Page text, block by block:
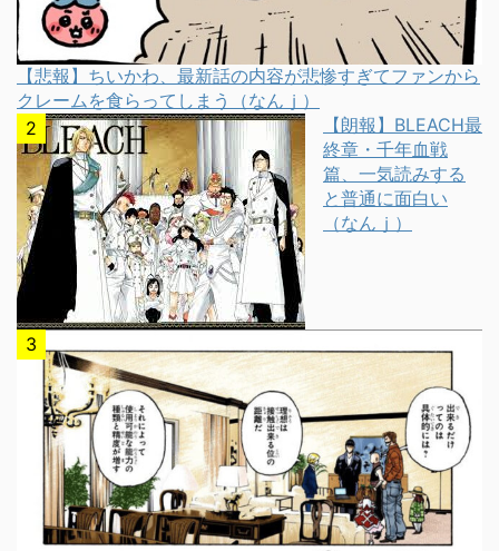
【悲報】ちいかわ、最新話の内容が悲惨すぎてファンから
クレームを食らってしまう（なんｊ）
【朗報】BLEACH最
終章・千年血戦
篇、一気読みする
と普通に面白い
（なんｊ）